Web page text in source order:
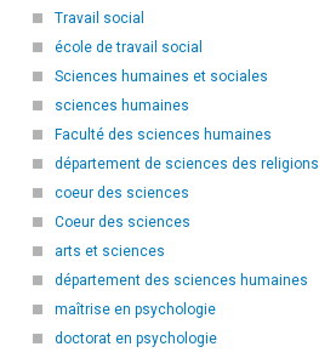
Travail social
école de travail social
Sciences humaines et sociales
sciences humaines
Faculté des sciences humaines
département de sciences des religions
coeur des sciences
Coeur des sciences
arts et sciences
département des sciences humaines
maîtrise en psychologie
doctorat en psychologie